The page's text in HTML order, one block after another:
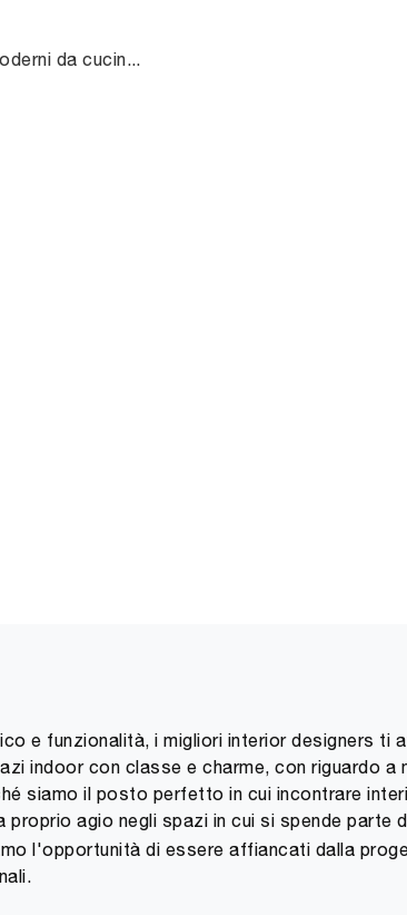
Se desideri tavoli moderni da cucina, scopri i modelli allungabili di Arredo3: clicca e scopri il modello Beta in HPL.
e funzionalità, i migliori interior designers ti
indoor con classe e charme, con riguardo
siamo il posto perfetto in cui incontrare
proprio agio negli spazi in cui si spende parte
l'opportunità di essere affiancati dalla